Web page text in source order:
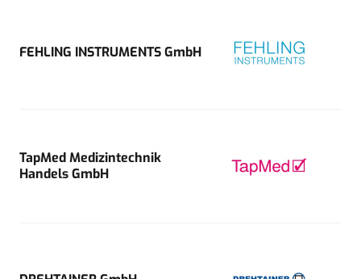
FEHLING INSTRUMENTS GmbH
TapMed Medizintechnik
Handels GmbH